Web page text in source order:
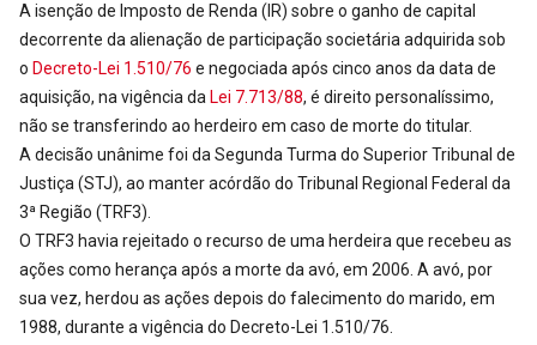
A isenção de Imposto de Renda (IR) sobre o ganho de capital
decorrente da alienação de participação societária adquirida sob
o Decreto-Lei 1.510/76 e negociada após cinco anos da data de
aquisição, na vigência da Lei 7.713/88, é direito personalíssimo,
não se transferindo ao herdeiro em caso de morte do titular.
A decisão unânime foi da Segunda Turma do Superior Tribunal de
Justiça (STJ), ao manter acórdão do Tribunal Regional Federal da
3ª Região (TRF3).
O TRF3 havia rejeitado o recurso de uma herdeira que recebeu as
ações como herança após a morte da avó, em 2006. A avó, por
sua vez, herdou as ações depois do falecimento do marido, em
1988, durante a vigência do Decreto-Lei 1.510/76.